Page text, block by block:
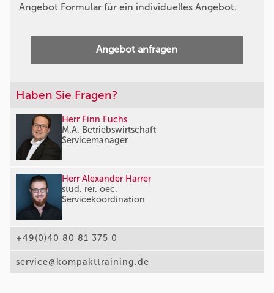
Angebot Formular für ein individuelles Angebot.
Angebot anfragen
Haben Sie Fragen?
Herr Finn Fuchs
M.A. Betriebswirtschaft
Servicemanager
Herr Alexander Harrer
stud. rer. oec.
Servicekoordination
+49(0)40 80 81 375 0
service@kompakttraining.de